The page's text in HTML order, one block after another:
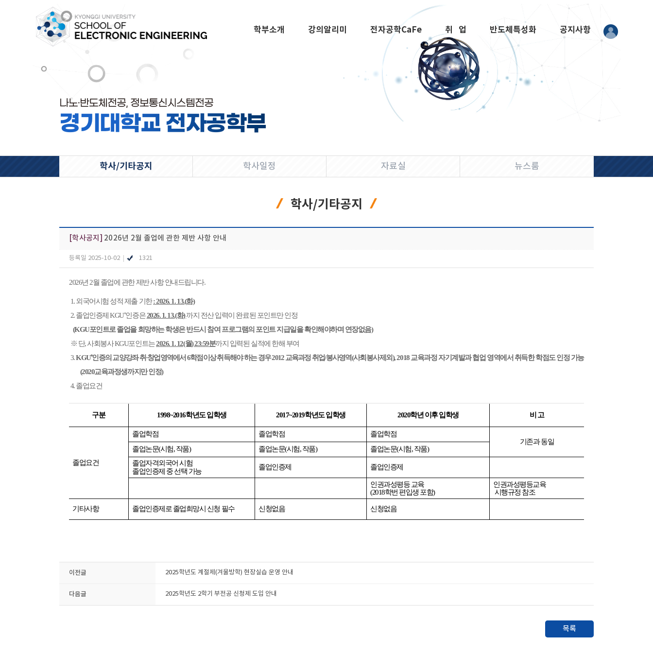
학부소개 강의알리미 전자공학CaFe 취 업 반도체특성화 공지사항
나노·반도체전공, 정보통신시스템전공
경기대학교 전자공학부
학사/기타공지 학사일정 자료실 뉴스룸
학사/기타공지
[학사공지] 2026년 2월 졸업에 관한 제반 사항 안내
등록일 2025-10-02 1321
2026년 2월 졸업에 관한 제반 사항 안내드립니다.
1. 외국어시험 성적 제출 기한: 2026. 1. 13.(화)
2. 졸업인증제 KGU⁺인증은2026. 1. 13.(화)까지 전산 입력이 완료된 포인트만 인정
(KGU포인트로 졸업을 희망하는 학생은 반드시 참여 프로그램의 포인트 지급일을 확인해야하며 연장없음)
※ 단, 사회봉사 KGU포인트는2026. 1. 12(월) 23:59분까지 입력된 실적에 한해 부여
3.KGU⁺인증의 교양강좌 취·창업영역에서 6학점이상 취득해야 하는 경우 2012 교육과정 취업/봉사영역(사회봉사제외), 2018 교육과정 자기계발과 협업 영역에서 취득한 학점도 인정 가능
(2020교육과정생까지만 인정)
4. 졸업요건
구분 1998~2016학년도 입학생 2017~2019학년도 입학생 2020학년 이후 입학생 비 고
졸업요건
졸업학점 졸업학점
졸업학점
기존과 동일
졸업논문(시험, 작품)
졸업논문(시험, 작품)
졸업논문(시험, 작품)
졸업자격외국어 시험
졸업인증제 중 선택 가능
졸업인증제 졸업인증제
인권과성평등 교육
(2018학번 편입생 포함)
인권과성평등교육
시행규정 참조
기타사항 졸업인증제로 졸업희망시 신청 필수 신청없음 신청없음
이전글 2025학년도 계절제(겨울방학) 현장실습 운영 안내
다음글 2025학년도 2학기 부전공 신청제 도입 안내
목록